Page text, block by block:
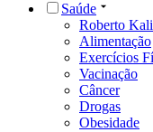
Saúde
Roberto
Alimentação
Exercícios
Vacinação
Câncer
Drogas
Obesidade